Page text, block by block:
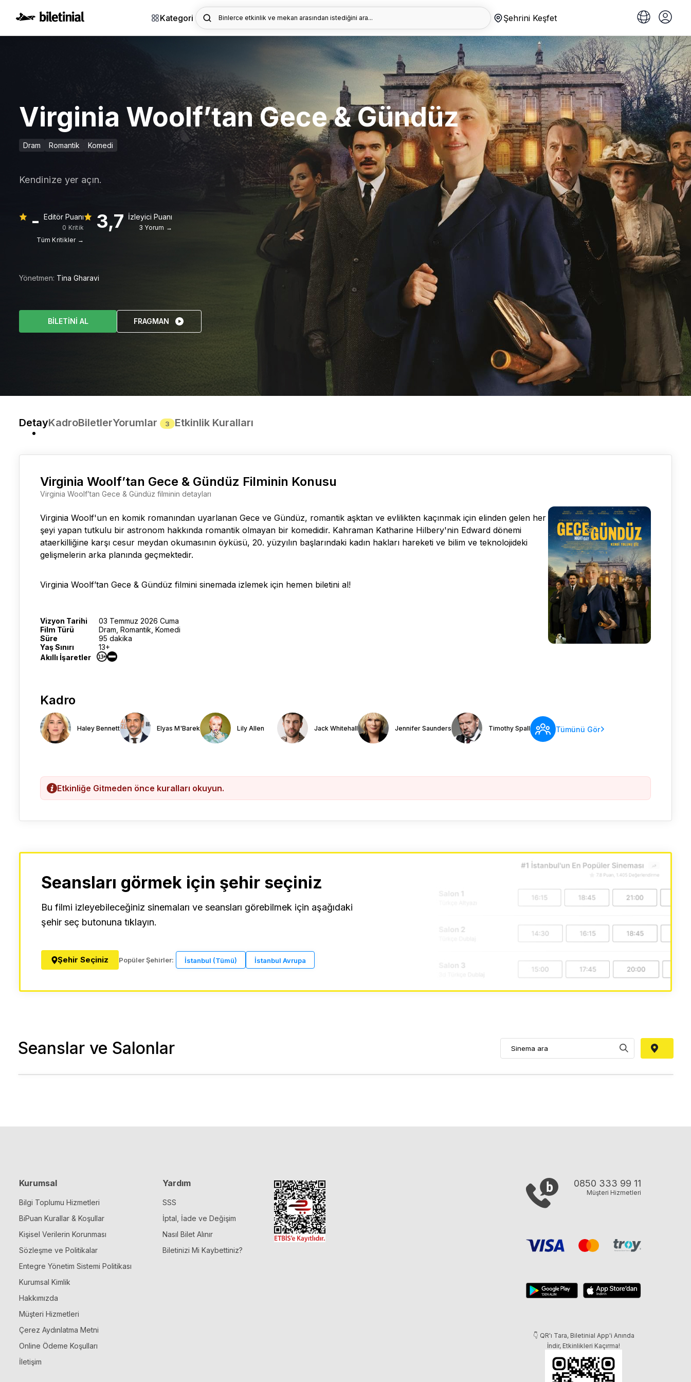
Kategori Binlerce etkinlik ve mekan arasından istediğini ara... Şehrini Keşfet
Virginia Woolf’tan Gece & Gündüz
Dram Romantik Komedi
Kendinize yer açın.
- Editör Puanı
0 Kritik
Tüm Kritikler →
3,7 İzleyici Puanı
3 Yorum →
Yönetmen: Tina Gharavi
BİLETİNİ AL FRAGMAN
DetayKadroBiletlerYorumlar 3 Etkinlik Kuralları
Virginia Woolf’tan Gece & Gündüz Filminin Konusu
Virginia Woolf’tan Gece & Gündüz filminin detayları
Virginia Woolf'un en komik romanından uyarlanan Gece ve Gündüz, romantik aşktan ve evlilikten kaçınmak için elinden gelen her
şeyi yapan tutkulu bir astronom hakkında romantik olmayan bir komedidir. Kahraman Katharine Hilbery'nin Edward dönemi
ataerkilliğine karşı cesur meydan okumasının öyküsü, 20. yüzyılın başlarındaki kadın hakları hareketi ve bilim ve teknolojideki
gelişmelerin arka planında geçmektedir.
Virginia Woolf’tan Gece & Gündüz filmini sinemada izlemek için hemen biletini al!
Vizyon Tarihi
03 Temmuz 2026 Cuma
Film Türü
Dram, Romantik, Komedi
Süre
95 dakika
Yaş Sınırı
13+
Akıllı İşaretler
Kadro
Haley Bennett Elyas M'Barek Lily Allen Jack Whitehall Jennifer Saunders Timothy Spall Tümünü Gör
Etkinliğe Gitmeden önce kuralları okuyun.
Seansları görmek için şehir seçiniz
Bu filmi izleyebileceğiniz sinemaları ve seansları görebilmek için aşağıdaki
şehir seç butonuna tıklayın.
Şehir Seçiniz Popüler Şehirler: İstanbul (Tümü) İstanbul Avrupa
Seanslar ve Salonlar
Kurumsal
Bilgi Toplumu Hizmetleri
BiPuan Kurallar & Koşullar
Kişisel Verilerin Korunması
Sözleşme ve Politikalar
Entegre Yönetim Sistemi Politikası
Kurumsal Kimlik
Hakkımızda
Müşteri Hizmetleri
Çerez Aydınlatma Metni
Online Ödeme Koşulları
İletişim
Yardım
SSS
İptal, İade ve Değişim
Nasıl Bilet Alınır
Biletinizi Mi Kaybettiniz?
0850 333 99 11
Müşteri Hizmetleri
👇 QR'ı Tara, Biletinial App'i Anında
İndir, Etkinlikleri Kaçırma!